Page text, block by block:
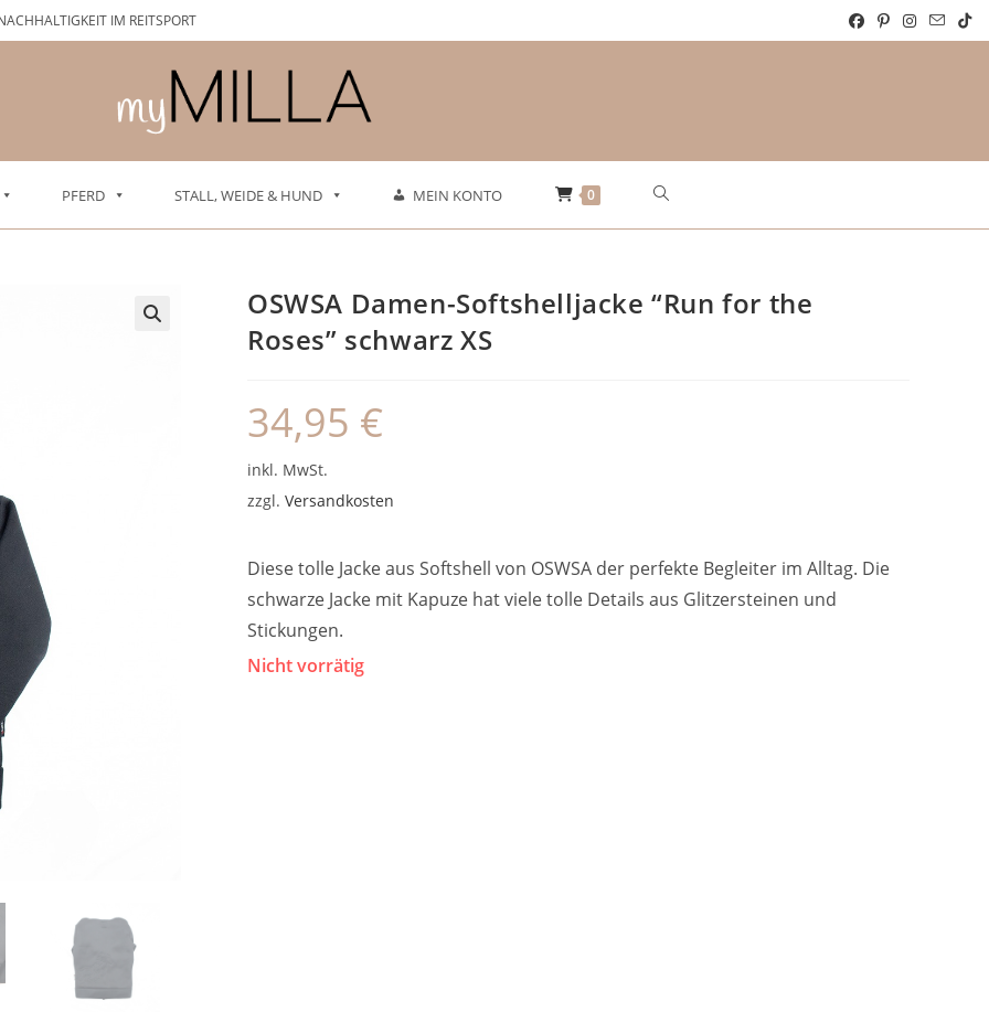
IM REITSPORT
PFERD STALL, WEIDE & HUND MEIN KONTO 0 Website-
OSWSA Damen-Softshelljacke “Run for the
Roses” schwarz XS
34,95 €
inkl. MwSt.
zzgl. Versandkosten
Diese tolle Jacke aus Softshell von OSWSA der perfekte Begleiter im Alltag. Die
schwarze Jacke mit Kapuze hat viele tolle Details aus Glitzersteinen und
Stickungen.
Nicht vorrätig